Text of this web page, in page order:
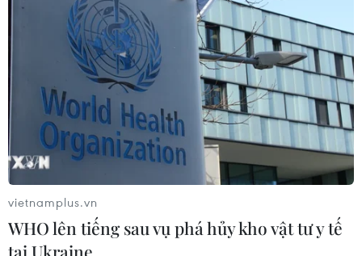
vietnamplus.vn
WHO lên tiếng sau vụ phá hủy kho vật tư y tế
tại Ukraine